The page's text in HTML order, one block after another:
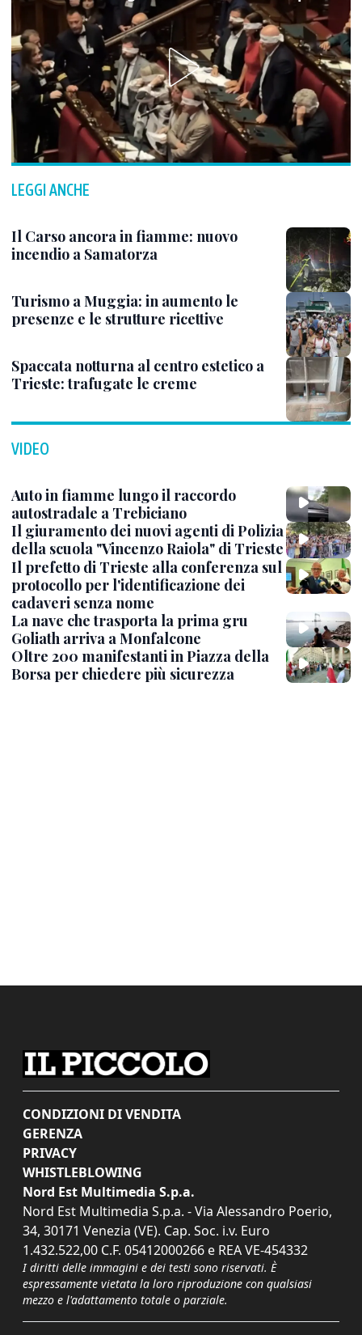
LEGGI ANCHE
Il Carso ancora in fiamme: nuovo
incendio a Samatorza
Turismo a Muggia: in aumento le
presenze e le strutture ricettive
Spaccata notturna al centro estetico a
Trieste: trafugate le creme
VIDEO
Auto in fiamme lungo il raccordo
autostradale a Trebiciano
Il giuramento dei nuovi agenti di Polizia
della scuola "Vincenzo Raiola" di Trieste
Il prefetto di Trieste alla conferenza sul
protocollo per l'identificazione dei
cadaveri senza nome
La nave che trasporta la prima gru
Goliath arriva a Monfalcone
Oltre 200 manifestanti in Piazza della
Borsa per chiedere più sicurezza
CONDIZIONI DI VENDITA
GERENZA
PRIVACY
WHISTLEBLOWING
Nord Est Multimedia S.p.a.
Nord Est Multimedia S.p.a. - Via Alessandro Poerio,
34, 30171 Venezia (VE). Cap. Soc. i.v. Euro
1.432.522,00 C.F. 05412000266 e REA VE-454332
I diritti delle immagini e dei testi sono riservati. È
espressamente vietata la loro riproduzione con qualsiasi
mezzo e l'adattamento totale o parziale.